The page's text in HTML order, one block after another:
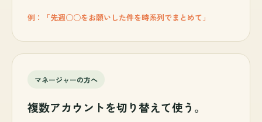
例：「先週○○をお願いした件を時系列でまとめて」
マネージャーの方へ
複数アカウントを切り替えて使う。